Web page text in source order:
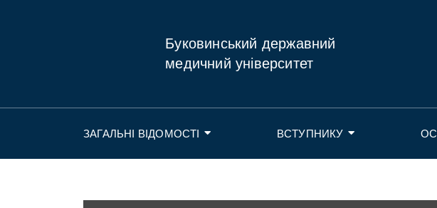
Буковинський державний
медичний університет
ЗАГАЛЬНІ ВІДОМОСТІ ВСТУПНИКУ